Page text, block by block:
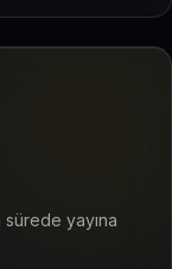
sürede yayına